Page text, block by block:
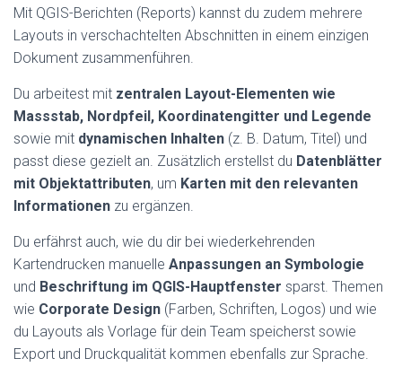
Mit QGIS-Berichten (Reports) kannst du zudem mehrere
Layouts in verschachtelten Abschnitten in einem einzigen
Dokument zusammenführen.
Du arbeitest mit zentralen Layout-Elementen wie
Massstab, Nordpfeil, Koordinatengitter und Legende
sowie mit dynamischen Inhalten (z. B. Datum, Titel) und
passt diese gezielt an. Zusätzlich erstellst du Datenblätter
mit Objektattributen, um Karten mit den relevanten
Informationen zu ergänzen.
Du erfährst auch, wie du dir bei wiederkehrenden
Kartendrucken manuelle Anpassungen an Symbologie
und Beschriftung im QGIS-Hauptfenster sparst. Themen
wie Corporate Design (Farben, Schriften, Logos) und wie
du Layouts als Vorlage für dein Team speicherst sowie
Export und Druckqualität kommen ebenfalls zur Sprache.